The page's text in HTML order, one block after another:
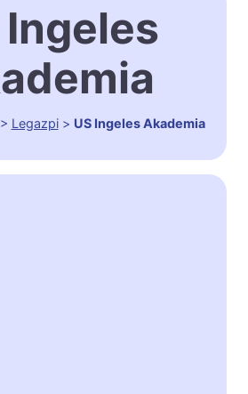
Ingeles
> Legazpi> US Ingeles Akademia